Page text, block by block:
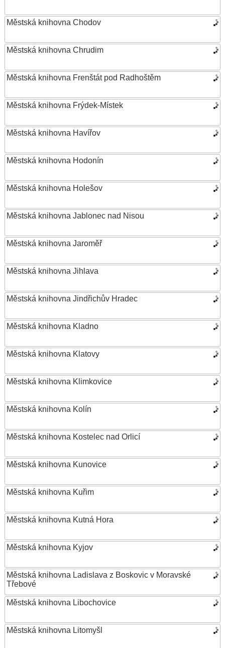
Městská knihovna Chodov
Městská knihovna Chrudim
Městská knihovna Frenštát pod Radhoštěm
Městská knihovna Frýdek-Místek
Městská knihovna Havířov
Městská knihovna Hodonín
Městská knihovna Holešov
Městská knihovna Jablonec nad Nisou
Městská knihovna Jaroměř
Městská knihovna Jihlava
Městská knihovna Jindřichův Hradec
Městská knihovna Kladno
Městská knihovna Klatovy
Městská knihovna Klimkovice
Městská knihovna Kolín
Městská knihovna Kostelec nad Orlicí
Městská knihovna Kunovice
Městská knihovna Kuřim
Městská knihovna Kutná Hora
Městská knihovna Kyjov
Městská knihovna Ladislava z Boskovic v Moravské
Třebové
Městská knihovna Libochovice
Městská knihovna Litomyšl